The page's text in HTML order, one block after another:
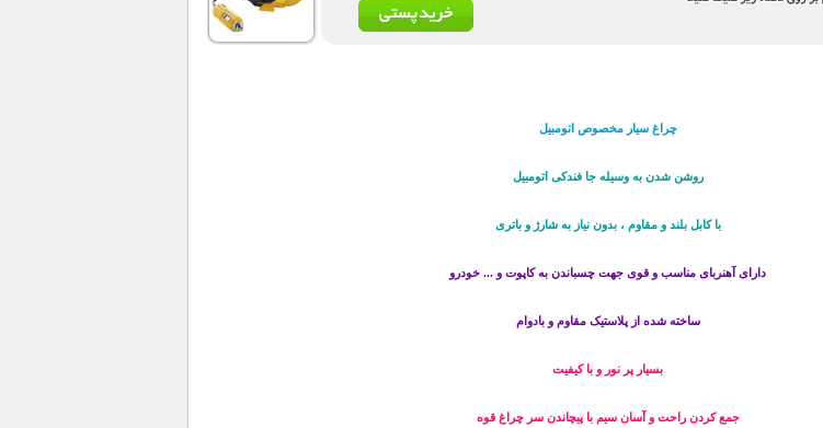
چراغ سیار مخصوص اتومبیل
روشن شدن به وسیله جا فندکی اتومبیل
با کابل بلند و مقاوم ، بدون نیاز به شارژ و باتری
دارای آهنربای مناسب و قوی جهت چسباندن به کاپوت و ... خودرو
ساخته شده از پلاستیک مقاوم و بادوام
بسیار پر نور و با کیفیت
جمع کردن راحت و آسان سیم با پیچاندن سر چراغ قوه